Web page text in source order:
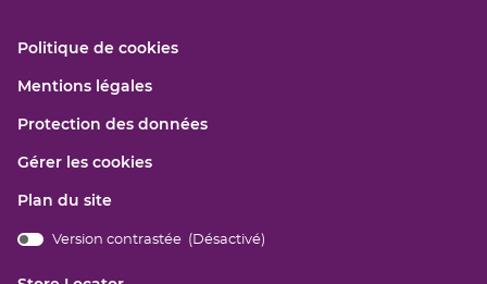
Politique de cookies(ouvre
fenêtre)
Mentions légales(ouvre
une
fenêtre)
Protection des données(ouvre
Gérer les cookies
Plan du site
Version contrastée ( Désactivé)